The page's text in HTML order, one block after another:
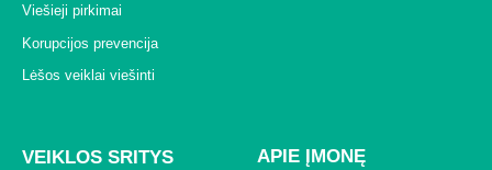
Viešieji pirkimai
Korupcijos prevencija
Lėšos veiklai viešinti
VEIKLOS SRITYS APIE ĮMONĘ